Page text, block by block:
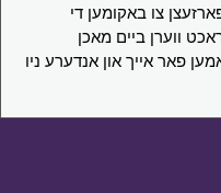
צו באקומען די
ווערן ביים מאכן
פאר אייך און אנדערע ניו